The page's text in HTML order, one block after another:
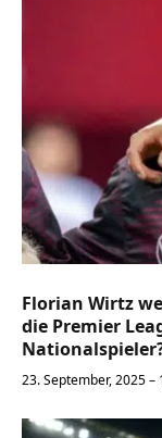
Florian Wirtz
die Premier
23. September, 2025 –